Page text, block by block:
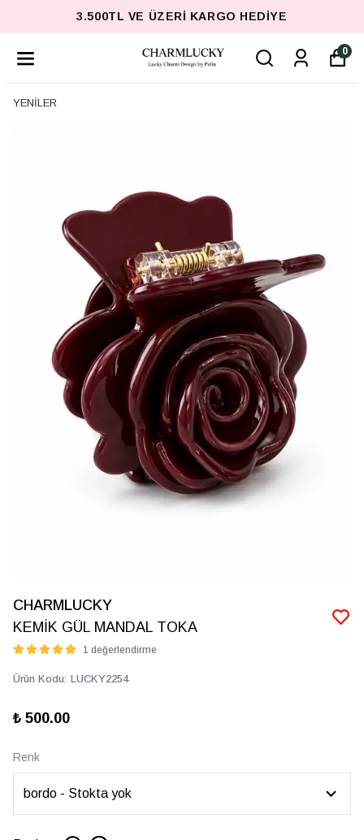
3.500TL VE ÜZERI KARGO HEDIYE
0
YENİLER
CHARMLUCKY
KEMİK GÜL MANDAL TOKA
1 değerlendirme
Ürün Kodu: LUCKY2254
₺ 500.00
Renk